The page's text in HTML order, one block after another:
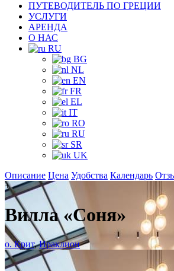
ПУТЕВОДИТЕЛЬ ПО ГРЕЦИИ
УСЛУГИ
АРЕНДА
О НАС
RU
BG
NL
EN
FR
EL
IT
RO
RU
SR
UK
Описание Цена Удобства Календарь
+
Вилла «Соня»
о. Крит,Ираклион